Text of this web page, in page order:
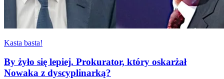
Kasta basta!
By żyło się lepiej. Prokurator, który oskarżał
Nowaka z dyscyplinarką?